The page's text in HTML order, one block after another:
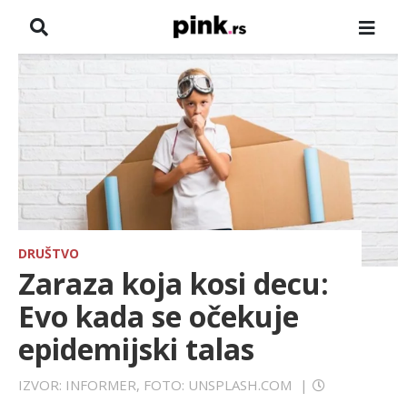
VESTI
ZADRUGA
SHOWBIZ
HRONIKA
FARMERI
SPORT
DRUŠTVO
Zaraza koja kosi decu:
Evo kada se očekuje
epidemijski talas
IZVOR: INFORMER, FOTO: UNSPLASH.COM
|